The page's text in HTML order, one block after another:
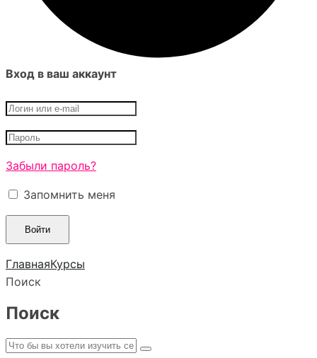
Вход в ваш аккаунт
Забыли пароль?
Запомнить меня
ГлавнаяКурсы
Поиск
Поиск